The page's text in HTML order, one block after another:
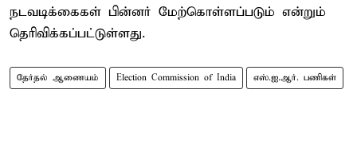
நடவடிக்கைகள் பின்னர் மேற்கொள்ளப்படும் என்றும்
தெரிவிக்கப்பட்டுள்ளது.
தேர்தல் ஆணையம் Election Commission of India எஸ்.ஐ.ஆர். பணிகள்